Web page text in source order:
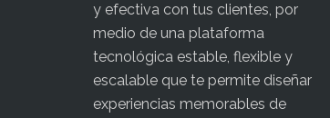
y efectiva con tus clientes, por
medio de una plataforma
tecnológica estable, flexible y
escalable que te permite diseñar
experiencias memorables de